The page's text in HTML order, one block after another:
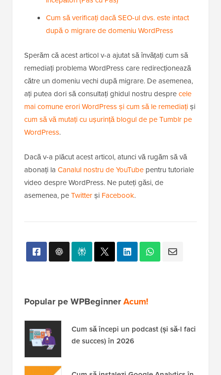
Cum să verificați dacă SEO-ul dvs. este intact
după o migrare de domeniu WordPress
Sperăm că acest articol v-a ajutat să învățați cum să
remediați problema WordPress care redirecționează
către un domeniu vechi după migrare. De asemenea,
ați putea dori să consultați ghidul nostru desprecele
mai comune erori WordPress și cum să le remediațiși
cum să vă mutați cu ușurință blogul de pe Tumblr pe
WordPress.
Dacă v-a plăcut acest articol, atunci vă rugăm să vă
abonați la Canalul nostru de YouTube pentru tutoriale
video despre WordPress. Ne puteți găsi, de
asemenea, peTwitterși Facebook.
Popular pe WPBeginnerAcum!
Cum să începi un podcast (și să-l faci
de succes) în 2026